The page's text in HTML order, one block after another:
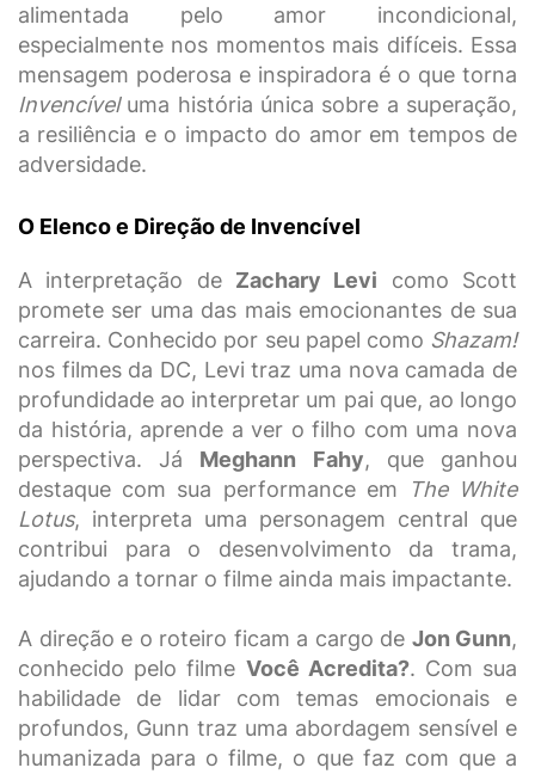
alimentada pelo amor incondicional,
especialmente nos momentos mais difíceis. Essa
mensagem poderosa e inspiradora é o que torna
Invencíveluma história única sobre a superação,
a resiliência e o impacto do amor em tempos de
adversidade.
O Elenco e Direção de Invencível
A interpretação de Zachary Levi como Scott
promete ser uma das mais emocionantes de sua
carreira. Conhecido por seu papel como Shazam!
nos filmes da DC, Levi traz uma nova camada de
profundidade ao interpretar um pai que, ao longo
da história, aprende a ver o filho com uma nova
perspectiva. Já Meghann Fahy, que ganhou
destaque com sua performance em
The White
Lotus, interpreta uma personagem central que
contribui para o desenvolvimento da trama,
ajudando a tornar o filme ainda mais impactante.
A direção e o roteiro ficam a cargo de Jon Gunn,
conhecido pelo filme Você Acredita?. Com sua
habilidade de lidar com temas emocionais e
profundos, Gunn traz uma abordagem sensível e
humanizada para o filme, o que faz com que a